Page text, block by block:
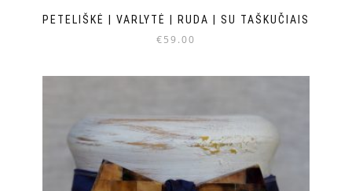
PETELIŠKĖ | VARLYTĖ | RUDA | SU TAŠKUČIAIS
€59.00